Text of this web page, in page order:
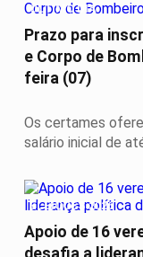
ÚLTIMO DIA
Prazo para
e Corpo de
feira (07)
Os certames
salário inicial de
ELEIÇÕES 2026
Apoio de 16